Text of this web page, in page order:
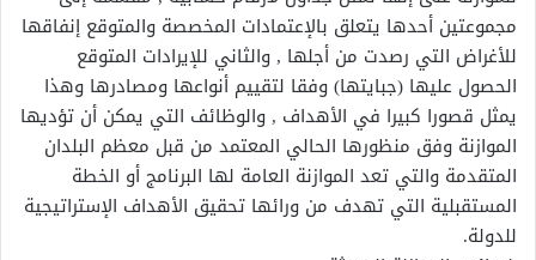
مجموعتين أحدها يتعلق بالإعتمادات المخصصة والمتوقع إنفاقها
للأغراض التي رصدت من أجلها , والثاني للإيرادات المتوقع
الحصول عليها (جبايتها) وفقا لتقييم أنواعها ومصادرها وهذا
يمثل قصورا كبيرا في الأهداف , والوظائف التي يمكن أن تؤديها
الموازنة وفق منظورها الحالي المعتمد من قبل معظم البلدان
المتقدمة والتي تعد الموازنة العامة لها البرنامج أو الخطة
المستقبلية التي تهدف من ورائها تحقيق الأهداف الإستراتيجية
للدولة.